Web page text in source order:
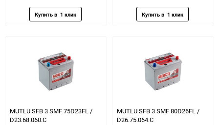
MUTLU SFB 3 SMF 75D23FL /
D23.68.060.C
MUTLU SFB 3 SMF 80D26FL /
D26.75.064.C